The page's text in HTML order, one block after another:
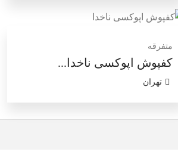
متفرقه
کفپوش اپوکسی ناخدا...
تهران